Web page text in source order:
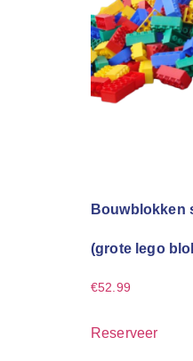
Bouwblokken
(grote lego
€52.99
Reserveer